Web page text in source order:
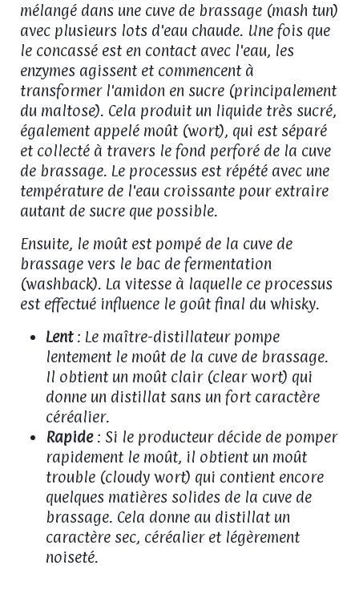
mélangé dans une cuve de brassage (mash tun)
avec plusieurs lots d'eau chaude. Une fois que
le concassé est en contact avec l'eau, les
enzymes agissent et commencent à
transformer l'amidon en sucre (principalement
du maltose). Cela produit un liquide très sucré,
également appelé moût (wort), qui est séparé
et collecté à travers le fond perforé de la cuve
de brassage. Le processus est répété avec une
température de l'eau croissante pour extraire
autant de sucre que possible.
Ensuite, le moût est pompé de la cuve de
brassage vers le bac de fermentation
(washback). La vitesse à laquelle ce processus
est effectué influence le goût final du whisky.
Lent: Le maître-distillateur pompe
lentement le moût de la cuve de brassage.
Il obtient un moût clair (clear wort) qui
donne un distillat sans un fort caractère
céréalier.
Rapide: Si le producteur décide de pomper
rapidement le moût, il obtient un moût
trouble (cloudy wort) qui contient encore
quelques matières solides de la cuve de
brassage. Cela donne au distillat un
caractère sec, céréalier et légèrement
noiseté.